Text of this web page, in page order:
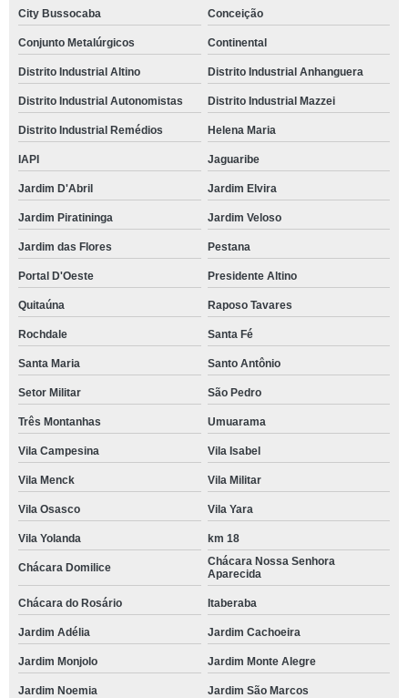
City Bussocaba Conceição
Conjunto Metalúrgicos Continental
Distrito Industrial Altino Distrito Industrial Anhanguera
Distrito Industrial Autonomistas Distrito Industrial Mazzei
Distrito Industrial Remédios Helena Maria
IAPI Jaguaribe
Jardim D'Abril Jardim Elvira
Jardim Piratininga Jardim Veloso
Jardim das Flores Pestana
Portal D'Oeste Presidente Altino
Quitaúna Raposo Tavares
Rochdale Santa Fé
Santa Maria Santo Antônio
Setor Militar São Pedro
Três Montanhas Umuarama
Vila Campesina Vila Isabel
Vila Menck Vila Militar
Vila Osasco Vila Yara
Vila Yolanda km 18
Chácara Domilice
Chácara Nossa Senhora
Aparecida
Chácara do Rosário Itaberaba
Jardim Adélia Jardim Cachoeira
Jardim Monjolo Jardim Monte Alegre
Jardim Noemia Jardim São Marcos